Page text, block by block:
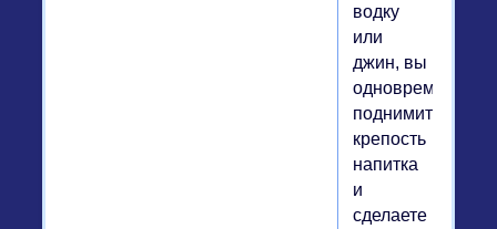
водку
или
джин, вы
одновременно
поднимите
крепость
напитка
и
сделаете